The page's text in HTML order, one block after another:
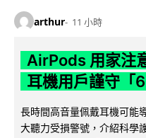
arthur 11 小時
AirPods 用家注
耳機用戶謹守「
長時間高音量佩戴耳機可能
大聽力受損警號，介紹科學